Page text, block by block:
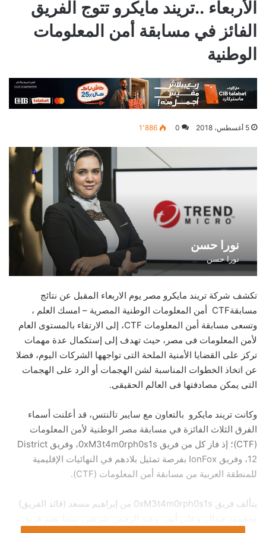
الأربعاء ..تريند مايكرو تتوج الفريق
الفائز في مسابقة أمن المعلومات
الوطنية
5 أغسطس، 2018 0 1٬886
نورا حسن
نورا حسن
تكشف شركة تريند مايكرو مصر يوم الاربعاء المقبل عن نتائج
مسابقةCTF أمن المعلومات الوطنية المصرية – امسك العلم ،
وتسعى مسابقة أمن المعلومات CTF، إلى الارتقاء بالمستوى العام
لأمن المعلومات فى مصر، حيث تهدف إلى إستكمال عدة مهمات
تركز على القضايا الأمنية الملحة التى تواجهها الشركات اليوم، فضلا
عن اتخاذ الخطوات المناسبة لشن الهجمات أو الرد على الهجمات
التى يمكن مصادفتها فى العالم الحقيقى.
وكانت تريند مايكرو بالتعاون مع سايبر تالنتس، قد أعلنت أسماء
الفرق الثلاث الفائزة في مسابقة مصر الوطنية لأمن المعلومات
(CTF)؛ إذ فاز كل من فريق 0xM3t4m0rph0s1s، وفريق District
12، وفريق IonFox بفرصة تمثيل بلادهم في النهائيات الإقليمية
للمنطقة العربية من مسابقة أمن المعلومات (CTF).
يتألف فريق 0xM3t4m0rph0s1s من إبراهيم مسعد (قائد الفريق)